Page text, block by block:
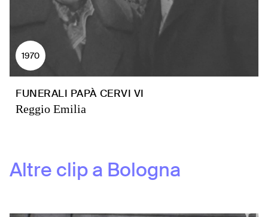
1970
FUNERALI PAPÀ CERVI VI
Reggio Emilia
Altre clip a Bologna